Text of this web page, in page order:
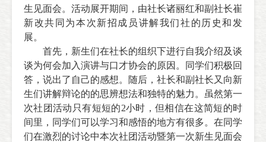
生见面会。活动展开期间，由社长诸丽红和副社长崔
新改共同为本次新招成员讲解我们社的历史和发
展。
首先，新生们在社长的组织下进行自我介绍及谈
谈为何会加入演讲与口才协会的原因。同学们积极回
答，说出了自己的感想。随后，社长和副社长又向新
生们讲解辩论的的思辨想法和独特的魅力。虽然第一
次社团活动只有短短的2小时，但相信在这简短的时
间里，同学们可以学习和感悟的地方有很多。在同学
们在激烈的讨论中本次社团活动暨第一次新生见面会